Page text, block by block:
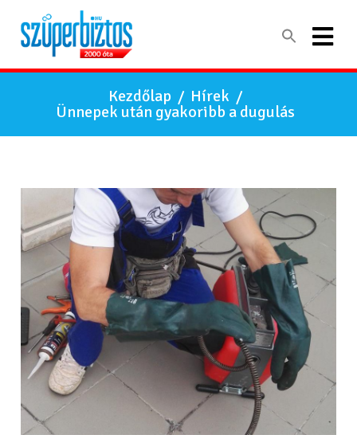
Kezdőlap / Hírek /
Ünnepek után gyakoribb a dugulás